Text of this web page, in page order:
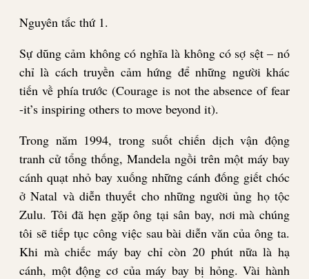
Nguyên tắc thứ 1.
Sự dũng cảm không có nghĩa là không có sợ sệt – nó
chỉ là cách truyền cảm hứng để những người khác
tiến về phía trước (Courage is not the absence of fear
-it’s inspiring others to move beyond it).
Trong năm 1994, trong suốt chiến dịch vận động
tranh cử tổng thống, Mandela ngồi trên một máy bay
cánh quạt nhỏ bay xuống những cánh đống giết chóc
ở Natal và diễn thuyết cho những người ủng họ tộc
Zulu. Tôi đã hẹn gặp ông tại sân bay, nơi mà chúng
tôi sẽ tiếp tục công việc sau bài diễn văn của ông ta.
Khi mà chiếc máy bay chỉ còn 20 phút nữa là hạ
cánh, một động cơ của máy bay bị hỏng. Vài hành